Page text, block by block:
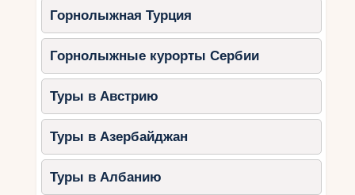
Горнолыжная Турция
Горнолыжные курорты Сербии
Туры в Австрию
Туры в Азербайджан
Туры в Албанию